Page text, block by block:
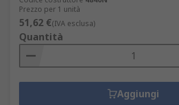
Prezzo per 1 unità
51,62 €(IVA esclusa)
Quantità
Aggiungi